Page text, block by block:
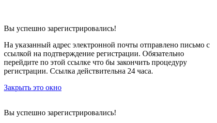
Вы успешно зарегистрировались!
На указанный адрес электронной почты отправлено письмо с
ссылкой на подтверждение регистрации. Обязательно
перейдите по этой ссылке что бы закончить процедуру
регистрации. Ссылка действительна 24 часа.
Закрыть это окно
Вы успешно зарегистрировались!